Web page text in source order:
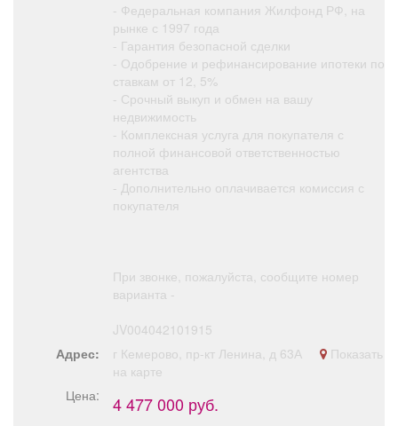
- Федеральная компания Жилфонд РФ, на
рынке с 1997 года
- Гарантия безопасной сделки
- Одобрение и рефинансирование ипотеки по
ставкам от 12, 5%
- Срочный выкуп и обмен на вашу
недвижимость
- Комплексная услуга для покупателя с
полной финансовой ответственностью
агентства
- Дополнительно оплачивается комиссия с
покупателя
При звонке, пожалуйста, сообщите номер
варианта -
JV004042101915
Адрес:
г Кемерово, пр-кт Ленина, д 63А
Показать
на карте
Цена:
4 477 000 руб.